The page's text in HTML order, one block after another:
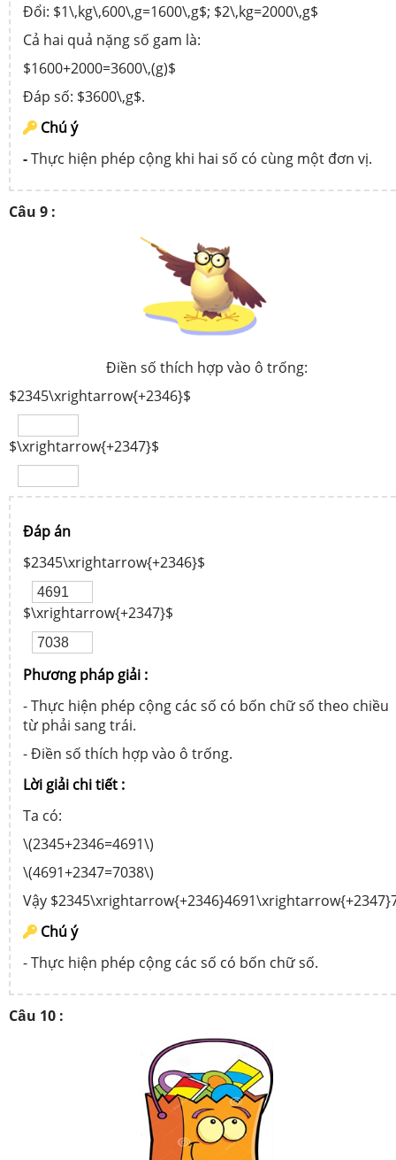
Đổi: $1\,kg\,600\,g=1600\,g$; $2\,kg=2000\,g$
Cả hai quả nặng số gam là:
$1600+2000=3600\,(g)$
Đáp số: $3600\,g$.
Chú ý
-Thực hiện phép cộng khi hai số có cùng một đơn vị.
Câu 9 :
Điền số thích hợp vào ô trống:
$2345\xrightarrow{+2346}$
$\xrightarrow{+2347}$
Đáp án
$2345\xrightarrow{+2346}$
$\xrightarrow{+2347}$
Phương pháp giải :
- Thực hiện phép cộng các số có bốn chữ số theo chiều
từ phải sang trái.
- Điền số thích hợp vào ô trống.
Lời giải chi tiết :
Ta có:
\(2345+2346=4691\)
\(4691+2347=7038\)
Vậy
Chú ý
- Thực hiện phép cộng các số có bốn chữ số.
Câu 10 :